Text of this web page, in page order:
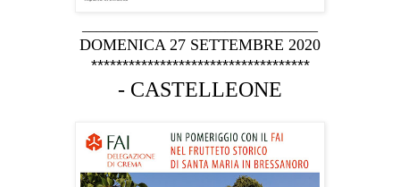
DOMENICA 27 SETTEMBRE 2020
***********************************
- CASTELLEONE